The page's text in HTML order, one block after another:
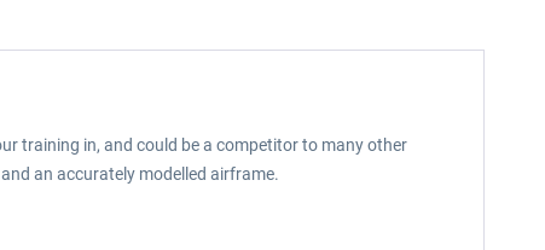
training in, and could be a competitor to many other
an accurately modelled airframe.